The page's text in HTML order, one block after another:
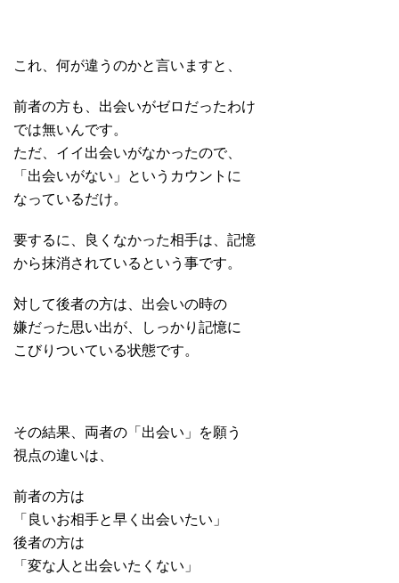
これ、何が違うのかと言いますと、
前者の方も、出会いがゼロだったわけ
では無いんです。
ただ、イイ出会いがなかったので、
「出会いがない」というカウントに
なっているだけ。
要するに、良くなかった相手は、記憶
から抹消されているという事です。
対して後者の方は、出会いの時の
嫌だった思い出が、しっかり記憶に
こびりついている状態です。
その結果、両者の「出会い」を願う
視点の違いは、
前者の方は
「良いお相手と早く出会いたい」
後者の方は
「変な人と出会いたくない」